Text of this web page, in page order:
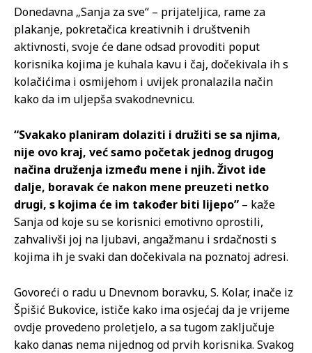
Donedavna „Sanja za sve“ – prijateljica, rame za
plakanje, pokretačica kreativnih i društvenih
aktivnosti, svoje će dane odsad provoditi poput
korisnika kojima je kuhala kavu i čaj, dočekivala ih s
kolačićima i osmijehom i uvijek pronalazila način
kako da im uljepša svakodnevnicu.
“Svakako planiram dolaziti i družiti se sa njima,
nije ovo kraj, već samo početak jednog drugog
načina druženja između mene i njih. Život ide
dalje, boravak će nakon mene preuzeti netko
drugi, s kojima će im također biti lijepo” – kaže
Sanja od koje su se korisnici emotivno oprostili,
zahvalivši joj na ljubavi, angažmanu i srdačnosti s
kojima ih je svaki dan dočekivala na poznatoj adresi.
Govoreći o radu u Dnevnom boravku, S. Kolar, inače iz
Špišić Bukovice, ističe kako ima osjećaj da je vrijeme
ovdje provedeno proletjelo, a sa tugom zaključuje
kako danas nema nijednog od prvih korisnika. Svakog